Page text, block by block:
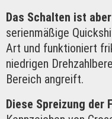
Das Schalten ist
serienmäßige
Art und funktioniert
niedrigen
Bereich angreift.
Diese Spreizung der